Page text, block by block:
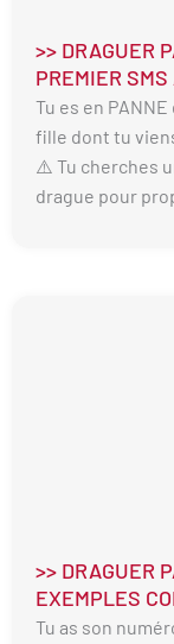
>> DRAGUER
PREMIER
Tu es en
fille dont tu
⚠️ Tu cherches
drague pour
>> DRAGUER
EXEMPLES
Tu as son